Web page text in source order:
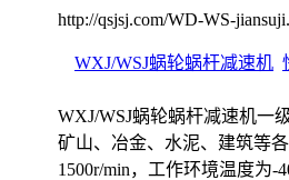
http://qsjsj.com/WD-WS-
WXJ/WSJ蜗轮蜗杆减速机
WXJ/WSJ蜗轮蜗杆减速机一
矿山、冶金、水泥、建筑等
1500r/min，工作环境温度